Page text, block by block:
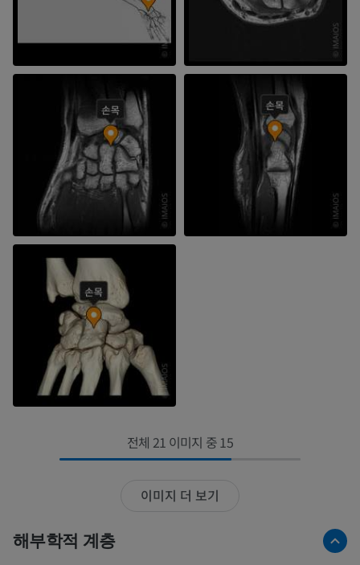
전체 21 이미지 중 15
이미지 더 보기
해부학적 계층